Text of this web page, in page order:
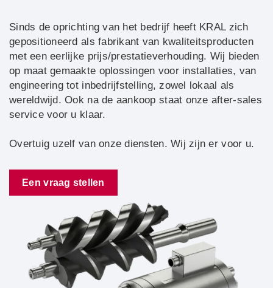
Sinds de oprichting van het bedrijf heeft KRAL zich
gepositioneerd als fabrikant van kwaliteitsproducten
met een eerlijke prijs/prestatieverhouding. Wij bieden
op maat gemaakte oplossingen voor installaties, van
engineering tot inbedrijfstelling, zowel lokaal als
wereldwijd. Ook na de aankoop staat onze after-sales
service voor u klaar.
Overtuig uzelf van onze diensten. Wij zijn er voor u.
Een vraag stellen